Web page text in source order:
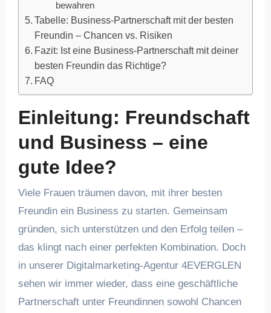
bewahren
Tabelle: Business-Partnerschaft mit der besten
Freundin – Chancen vs. Risiken
Fazit: Ist eine Business-Partnerschaft mit deiner
besten Freundin das Richtige?
FAQ
Einleitung: Freundschaft
und Business – eine
gute Idee?
Viele Frauen träumen davon, mit ihrer besten
Freundin ein Business zu starten. Gemeinsam
gründen, sich unterstützen und den Erfolg teilen –
das klingt nach einer perfekten Kombination. Doch
in unserer Digitalmarketing-Agentur 4EVERGLEN
sehen wir immer wieder, dass eine geschäftliche
Partnerschaft unter Freundinnen sowohl Chancen